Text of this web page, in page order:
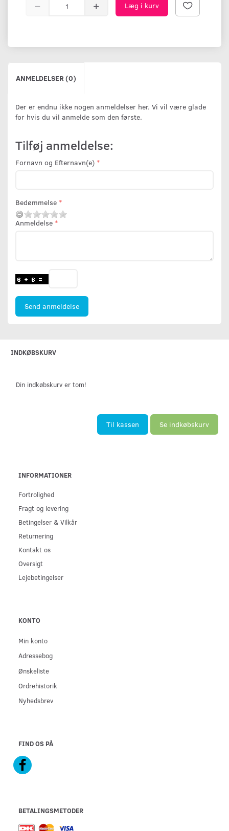
Læg i kurv
ANMELDELSER (0)
Der er endnu ikke nogen anmeldelser her. Vi vil være glade
for hvis du vil anmelde som den første.
Tilføj anmeldelse:
Fornavn og Efternavn(e)
Bedømmelse
Anmeldelse
Send anmeldelse
INDKØBSKURV
Din indkøbskurv er tom!
Til kassen Se indkøbskurv
INFORMATIONER
Fortrolighed
Fragt og levering
Betingelser & Vilkår
Returnering
Kontakt os
Oversigt
Lejebetingelser
KONTO
Min konto
Adressebog
Ønskeliste
Ordrehistorik
Nyhedsbrev
FIND OS PÅ
BETALINGSMETODER